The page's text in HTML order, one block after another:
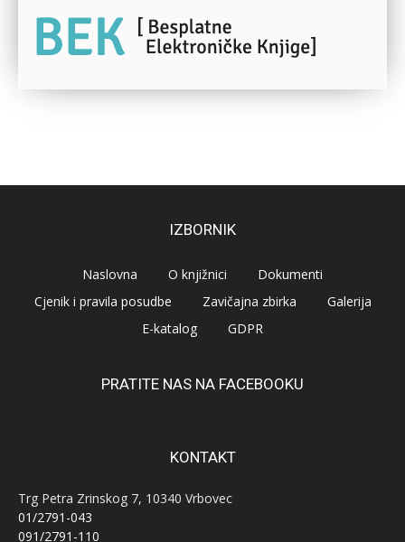
IZBORNIK
Naslovna O knjižnici
Dokumenti
Cjenik i pravila posudbe
Zavičajna zbirka
Galerija
E-katalog
GDPR
PRATITE NAS NA FACEBOOKU
KONTAKT
Trg Petra Zrinskog 7, 10340 Vrbovec
01/2791-043
091/2791-110